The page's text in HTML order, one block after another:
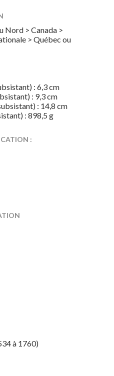
Nord > Canada >
> Québec ou
: 6,3 cm
: 9,3 cm
: 14,8 cm
: 898,5 g
:
à 1760)